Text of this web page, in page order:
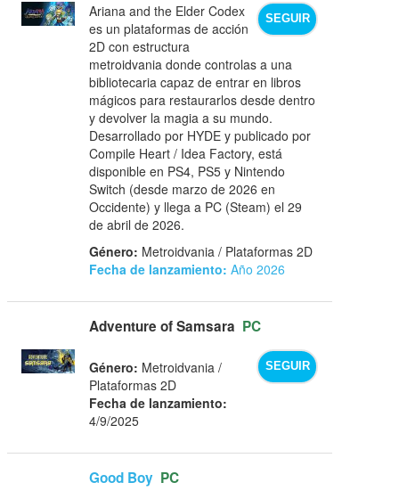
SEGUIR
Ariana and the Elder Codex
es un plataformas de acción
2D con estructura
metroidvania donde controlas a una
bibliotecaria capaz de entrar en libros
mágicos para restaurarlos desde dentro
y devolver la magia a su mundo.
Desarrollado por HYDE y publicado por
Compile Heart / Idea Factory, está
disponible en PS4, PS5 y Nintendo
Switch (desde marzo de 2026 en
Occidente) y llega a PC (Steam) el 29
de abril de 2026.
Género: Metroidvania / Plataformas 2D
Fecha de lanzamiento: Año 2026
Adventure of Samsara PC
SEGUIR
Género: Metroidvania /
Plataformas 2D
Fecha de lanzamiento:
4/9/2025
Good Boy PC